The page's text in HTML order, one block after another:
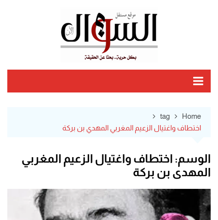
Home
tag
اختطاف واغتيال الزعيم المغربي المهدي بن بركة
الوسم: اختطاف واغتيال الزعيم المغربي
المهدي بن بركة